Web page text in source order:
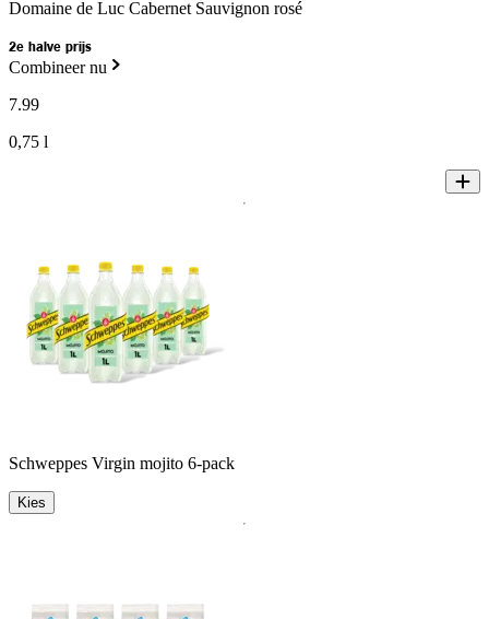
Domaine de Luc Cabernet Sauvignon rosé
2e halve prijs
Combineer nu
7.99
0,75 l
Schweppes Virgin mojito 6-pack
Kies